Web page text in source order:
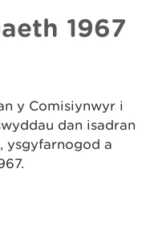
1967
y Comisiynwyr i
dan isadran
ysgyfarnogod a